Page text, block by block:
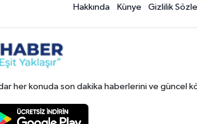
Hakkında Künye Gizlilik
her konuda son dakika haberlerini ve güncel